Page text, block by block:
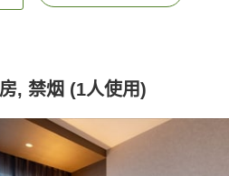
, 禁烟 (1人使用)